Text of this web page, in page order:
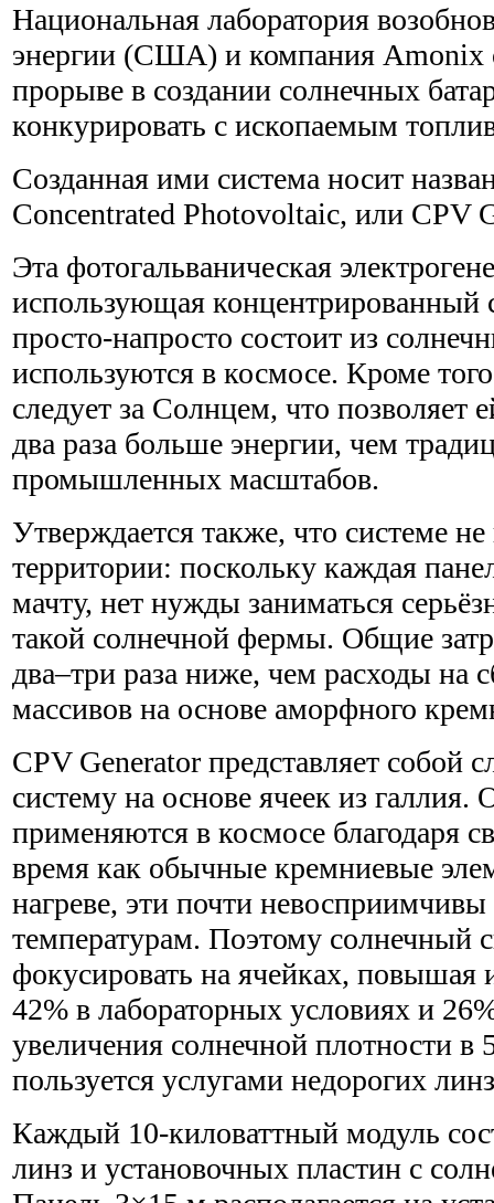
Национальная лаборатория
энергии (США) и компания Amonix
прорыве в создании солнечных
конкурировать с ископаемым
Созданная ими система носит
Concentrated Photovoltaic, или CPV
Эта фотогальваническая
использующая концентрированный
просто-напросто состоит из
используются в космосе. Кроме
следует за Солнцем, что позволяет
два раза больше энергии, чем
промышленных масштабов.
Утверждается также, что системе
территории: поскольку каждая
мачту, нет нужды заниматься
такой солнечной фермы. Общие
два–три раза ниже, чем расходы на
массивов на основе аморфного
CPV Generator представляет собой
систему на основе ячеек из галлия.
применяются в космосе благодаря
время как обычные кремниевые
нагреве, эти почти
температурам. Поэтому солнечный
фокусировать на ячейках, повышая
42% в лабораторных условиях и
увеличения солнечной плотности в
пользуется услугами недорогих
Каждый 10-киловаттный модуль
линз и установочных пластин с